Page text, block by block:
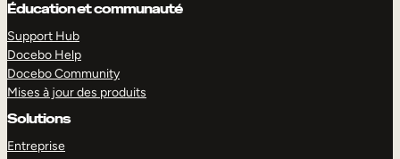
Éducation et communauté
Support Hub
Docebo Help
Docebo Community
Mises à jour des produits
Solutions
Entreprise